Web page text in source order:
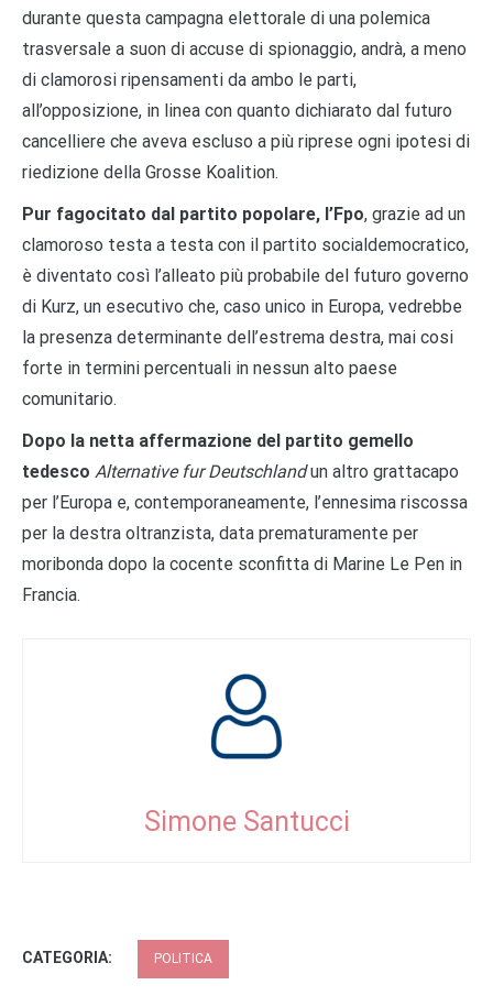
durante questa campagna elettorale di una polemica
trasversale a suon di accuse di spionaggio, andrà, a meno
di clamorosi ripensamenti da ambo le parti,
all’opposizione, in linea con quanto dichiarato dal futuro
cancelliere che aveva escluso a più riprese ogni ipotesi di
riedizione della Grosse Koalition.
Pur fagocitato dal partito popolare, l’Fpo, grazie ad un
clamoroso testa a testa con il partito socialdemocratico,
è diventato così l’alleato più probabile del futuro governo
di Kurz, un esecutivo che, caso unico in Europa, vedrebbe
la presenza determinante dell’estrema destra, mai cosi
forte in termini percentuali in nessun alto paese
comunitario.
Dopo la netta affermazione del partito gemello
tedesco Alternative fur Deutschlandun altro grattacapo
per l’Europa e, contemporaneamente, l’ennesima riscossa
per la destra oltranzista, data prematuramente per
moribonda dopo la cocente sconfitta di Marine Le Pen in
Francia.
Simone Santucci
CATEGORIA: POLITICA